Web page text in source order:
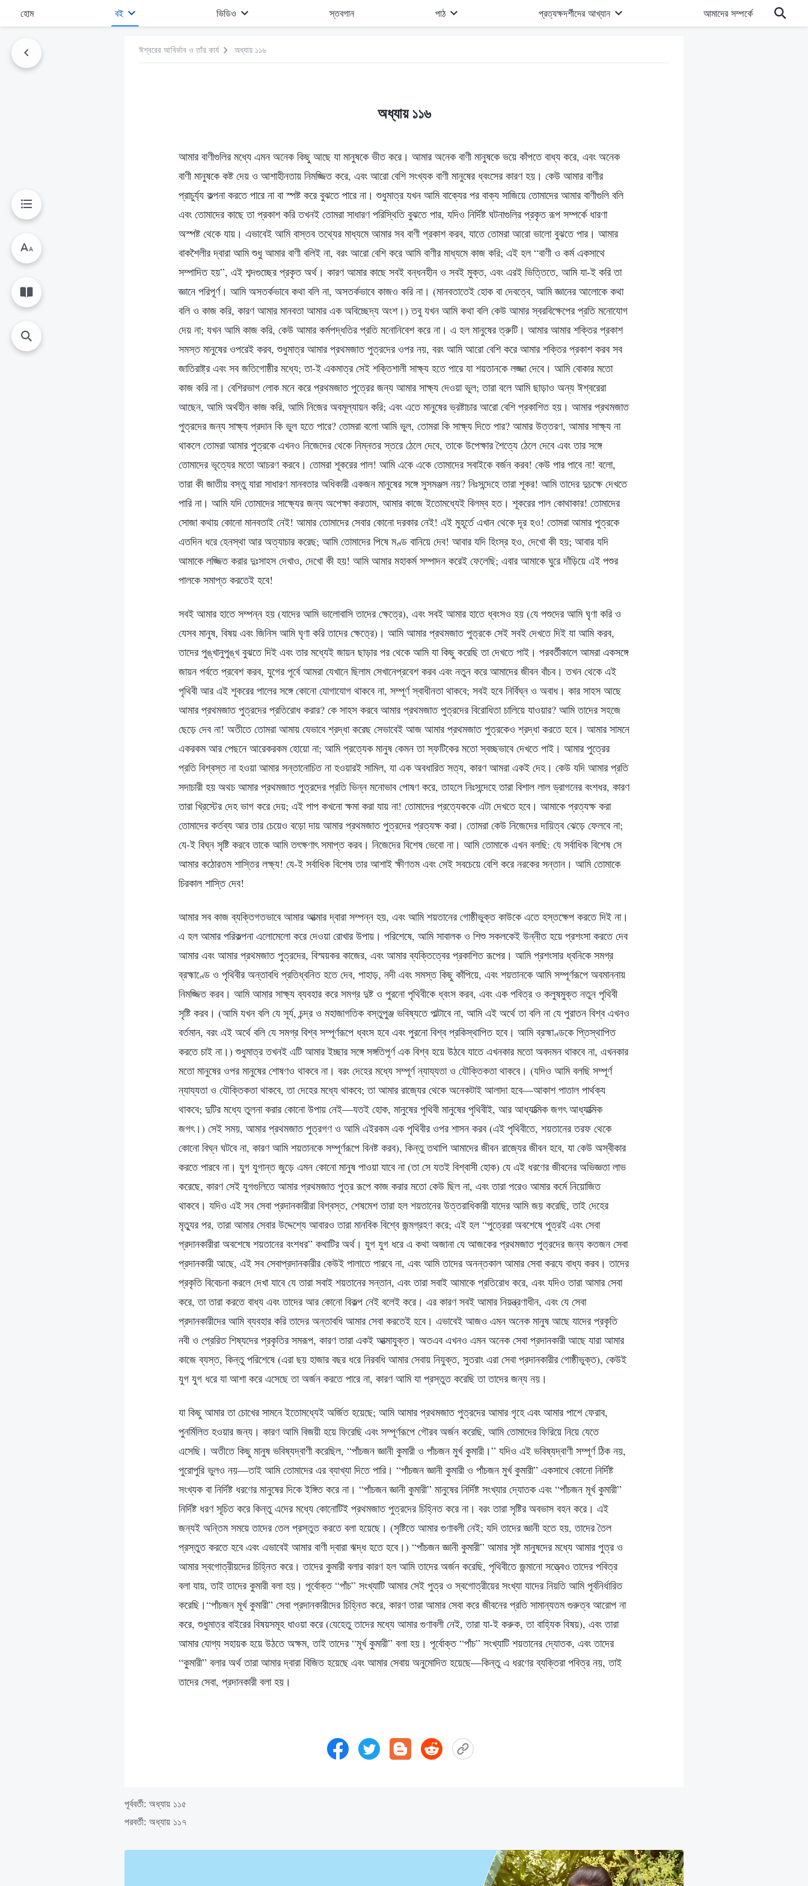
হোম বই ভিডিও স্তবগান পাঠ প্রত্যক্ষদর্শীদের আখ্যান আমাদের সম্পর্কে
ঈশ্বরের আবির্ভাব ও তাঁর কার্য অধ্যায় ১১৬
অধ্যায় ১১৬
আমার বাণীগুলির মধ্যে এমন অনেক কিছু আছে যা মানুষকে ভীত করে। আমার অনেক বাণী মানুষকে ভয়ে কাঁপতে বাধ্য করে, এবং অনেক
বাণী মানুষকে কষ্ট দেয় ও আশাহীনতায় নিমজ্জিত করে, এবং আরো বেশি সংখ্যক বাণী মানুষের ধ্বংসের কারণ হয়। কেউ আমার বাণীর
প্রাচুর্য্য কল্পনা করতে পারে না বা স্পষ্ট করে বুঝতে পারে না। শুধুমাত্র যখন আমি বাক্যের পর বাক্য সাজিয়ে তোমাদের আমার বাণীগুলি বলি
এবং তোমাদের কাছে তা প্রকাশ করি তখনই তোমরা সাধারণ পরিস্থিতি বুঝতে পার, যদিও নির্দিষ্ট ঘটনাগুলির প্রকৃত রূপ সম্পর্কে ধারণা
অস্পষ্ট থেকে যায়। এভাবেই আমি বাস্তব তথ্যের মাধ্যমে আমার সব বাণী প্রকাশ করব, যাতে তোমরা আরো ভালো বুঝতে পার। আমার
বাকশৈলীর দ্বারা আমি শুধু আমার বাণী বলিই না, বরং আরো বেশি করে আমি বাণীর মাধ্যমে কাজ করি; এই হল “বাণী ও কর্ম একসাথে
সম্পাদিত হয়”, এই শব্দগুচ্ছের প্রকৃত অর্থ। কারণ আমার কাছে সবই বন্ধনহীন ও সবই মুক্ত, এবং এরই ভিত্তিতে, আমি যা-ই করি তা
জ্ঞানে পরিপূর্ণ। আমি অসতর্কভাবে কথা বলি না, অসতর্কভাবে কাজও করি না। (মানবতাতেই হোক বা দেবত্বে, আমি জ্ঞানের আলোকে কথা
বলি ও কাজ করি, কারণ আমার মানবতা আমার এক অবিচ্ছেদ্য অংশ।) তবু যখন আমি কথা বলি কেউ আমার স্বরবিক্ষেপের প্রতি মনোযোগ
দেয় না; যখন আমি কাজ করি, কেউ আমার কর্মপদ্ধতির প্রতি মনোনিবেশ করে না। এ হল মানুষের ত্রুটি। আমার আমার শক্তির প্রকাশ
সমস্ত মানুষের ওপরেই করব, শুধুমাত্র আমার প্রথমজাত পুত্রদের ওপর নয়, বরং আমি আরো বেশি করে আমার শক্তির প্রকাশ করব সব
জাতিরাষ্ট্র এবং সব জতিগোষ্ঠীর মধ্যে; তা-ই একমাত্র সেই শক্তিশালী সাক্ষ্য হতে পারে যা শয়তানকে লজ্জা দেবে। আমি বোকার মতো
কাজ করি না। বেশিরভাগ লোক মনে করে প্রথমজাত পুত্রের জন্য আমার সাক্ষ্য দেওয়া ভুল; তারা বলে আমি ছাড়াও অন্য ঈশ্বরেরা
আছেন, আমি অর্থহীন কাজ করি, আমি নিজের অবমূল্যায়ন করি; এবং এতে মানুষের ভ্রষ্টাচার আরো বেশি প্রকাশিত হয়। আমার প্রথমজাত
পুত্রদের জন্য সাক্ষ্য প্রদান কি ভুল হতে পারে? তোমরা বলো আমি ভুল, তোমরা কি সাক্ষ্য দিতে পার? আমার উত্তরণ, আমার সাক্ষ্য না
থাকলে তোমরা আমার পুত্রকে এখনও নিজেদের থেকে নিম্নতর স্তরে ঠেলে দেবে, তাকে উপেক্ষার শৈত্যে ঠেলে দেবে এবং তার সঙ্গে
তোমাদের ভৃত্যের মতো আচরণ করবে। তোমরা শূকরের পাল! আমি একে একে তোমাদের সবাইকে বর্জন করব! কেউ পার পাবে না! বলো,
তারা কী জাতীয় বস্তু যারা সাধারণ মানবতার অধিকারী একজন মানুষের সঙ্গে সুসমঞ্জস নয়? নিঃসন্দেহে তারা শূকর! আমি তাদের দুচক্ষে দেখতে
পারি না। আমি যদি তোমাদের সাক্ষ্যের জন্য অপেক্ষা করতাম, আমার কাজে ইতোমধ্যেই বিলম্ব হত। শূকরের পাল কোথাকার! তোমাদের
সোজা কথায় কোনো মানবতাই নেই! আমার তোমাদের সেবার কোনো দরকার নেই! এই মুহূর্তে এখান থেকে দূর হও! তোমরা আমার পুত্রকে
এতদিন ধরে হেনস্থা আর অত্যাচার করেছ; আমি তোমাদের পিষে মণ্ড বানিয়ে দেব! আবার যদি হিংস্র হও, দেখো কী হয়; আবার যদি
আমাকে লজ্জিত করার দুঃসাহস দেখাও, দেখো কী হয়! আমি আমার মহাকর্ম সম্পাদন করেই ফেলেছি; এবার আমাকে ঘুরে দাঁড়িয়ে এই পশুর
পালকে সমাপ্ত করতেই হবে!
সবই আমার হাতে সম্পন্ন হয় (যাদের আমি ভালোবাসি তাদের ক্ষেত্রে), এবং সবই আমার হাতে ধ্বংসও হয় (যে পশুদের আমি ঘৃণা করি ও
যেসব মানুষ, বিষয় এবং জিনিস আমি ঘৃণা করি তাদের ক্ষেত্রে)। আমি আমার প্রথমজাত পুত্রকে সেই সবই দেখতে দিই যা আমি করব,
তাদের পুঙ্খানুপুঙ্খ বুঝতে দিই এবং তার মধ্যেই জায়ন ছাড়ার পর থেকে আমি যা কিছু করেছি তা দেখতে পাই। পরবর্তীকালে আমরা একসঙ্গে
জায়ন পর্বতে প্রবেশ করব, যুগের পূর্বে আমরা যেখানে ছিলাম সেখানেপ্রবেশ করব এবং নতুন করে আমাদের জীবন বাঁচব। তখন থেকে এই
পৃথিবী আর এই শূকরের পালের সঙ্গে কোনো যোগাযোগ থাকবে না, সম্পূর্ণ স্বাধীনতা থাকবে; সবই হবে নির্বিঘ্ন ও অবাধ। কার সাহস আছে
আমার প্রথমজাত পুত্রদের প্রতিরোধ করার? কে সাহস করবে আমার প্রথমজাত পুত্রদের বিরোধিতা চালিয়ে যাওয়ার? আমি তাদের সহজে
ছেড়ে দেব না! অতীতে তোমরা আমায় যেভাবে শ্রদ্ধা করেছ সেভাবেই আজ আমার প্রথমজাত পুত্রকেও শ্রদ্ধা করতে হবে। আমার সামনে
একরকম আর পেছনে আরেকরকম হোয়ো না; আমি প্রত্যেক মানুষ কেমন তা স্ফটিকের মতো স্বচ্ছভাবে দেখতে পাই। আমার পুত্রের
প্রতি বিশ্বস্ত না হওয়া আমার সন্তানোচিত না হওয়ারই সামিল, যা এক অবধারিত সত্য, কারণ আমরা একই দেহ। কেউ যদি আমার প্রতি
সদাচারী হয় অথচ আমার প্রথমজাত পুত্রদের প্রতি ভিন্ন মনোভাব পোষণ করে, তাহলে নিঃসন্দেহে তারা বিশাল লাল ড্রাগনের বংশধর, কারণ
তারা খ্রিস্টের দেহ ভাগ করে দেয়; এই পাপ কখনো ক্ষমা করা যায় না! তোমাদের প্রত্যেককে এটা দেখতে হবে। আমাকে প্রত্যক্ষ করা
তোমাদের কর্তব্য আর তার চেয়েও বড়ো দায় আমার প্রথমজাত পুত্রদের প্রত্যক্ষ করা। তোমরা কেউ নিজেদের দায়িত্ব ঝেড়ে ফেলবে না;
যে-ই বিঘ্ন সৃষ্টি করবে তাকে আমি তৎক্ষণাৎ সমাপ্ত করব। নিজেদের বিশেষ ভেবো না। আমি তোমাকে এখন বলছি: যে সর্বাধিক বিশেষ সে
আমার কঠোরতম শাস্তির লক্ষ্য! যে-ই সর্বাধিক বিশেষ তার আশাই ক্ষীণতম এবং সেই সবচেয়ে বেশি করে নরকের সন্তান। আমি তোমাকে
চিরকাল শাস্তি দেব!
আমার সব কাজ ব্যক্তিগতভাবে আমার আত্মার দ্বারা সম্পন্ন হয়, এবং আমি শয়তানের গোষ্ঠীভুক্ত কাউকে এতে হস্তক্ষেপ করতে দিই না।
এ হল আমার পরিকল্পনা এলোমেলো করে দেওয়া রোখার উপায়। পরিশেষে, আমি সাবালক ও শিশু সকলকেই উন্নীত হয়ে প্রশংসা করতে দেব
আমার এবং আমার প্রথমজাত পুত্রদের, বিস্ময়কর কাজের, এবং আমার ব্যক্তিত্বের প্রকাশিত রূপের। আমি প্রশংসার ধ্বনিকে সমগ্র
ব্রহ্মাণ্ডে ও পৃথিবীর অন্তাবধি প্রতিধ্বনিত হতে দেব, পাহাড়, নদী এবং সমস্ত কিছু কাঁপিয়ে, এবং শয়তানকে আমি সম্পূর্ণরূপে অবমাননায়
নিমজ্জিত করব। আমি আমার সাক্ষ্য ব্যবহার করে সমগ্র দুষ্ট ও পুরনো পৃথিবীকে ধ্বংস করব, এবং এক পবিত্র ও কলুষমুক্ত নতুন পৃথিবী
সৃষ্টি করব। (আমি যখন বলি যে সূর্য, চন্দ্র ও মহাজাগতিক বস্তুপুঞ্জ ভবিষ্যতে পাল্টাবে না, আমি এই অর্থে তা বলি না যে পুরাতন বিশ্ব এখনও
বর্তমান, বরং এই অর্থে বলি যে সমগ্র বিশ্ব সম্পূর্ণরূপে ধ্বংস হবে এবং পুরনো বিশ্ব প্রকিস্থাপিত হবে। আমি ব্রহ্মাণ্ডকে প্তিস্থাপিত
করতে চাই না।) শুধুমাত্র তখনই এটি আমার ইচ্ছার সঙ্গে সঙ্গতিপূর্ণ এক বিশ্ব হয়ে উঠবে যাতে এখনকার মতো অবদমন থাকবে না, এখনকার
মতো মানুষের ওপর মানুষের শোষণও থাকবে না। বরং দেহের মধ্যে সম্পূর্ণ ন্যায্যতা ও যৌক্তিকতা থাকবে। (যদিও আমি বলছি সম্পূর্ণ
ন্যায্যতা ও যৌক্তিকতা থাকবে, তা দেহের মধ্যে থাকবে; তা আমার রাজ্যের থেকে অনেকটাই আলাদা হবে—আকাশ পাতাল পার্থক্য
থাকবে; দুটির মধ্যে তুলনা করার কোনো উপায় নেই—যতই হোক, মানুষের পৃথিবী মানুষের পৃথিবীই, আর আধ্যাত্মিক জগৎ আধ্যাত্মিক
জগৎ।) সেই সময়, আমার প্রথমজাত পুত্রগণ ও আমি এইরকম এক পৃথিবীর ওপর শাসন করব (এই পৃথিবীতে, শয়তানের তরফ থেকে
কোনো বিঘ্ন ঘটবে না, কারণ আমি শয়তানকে সম্পূর্ণরূপে বিনষ্ট করব), কিন্তু তথাপি আমাদের জীবন রাজ্যের জীবন হবে, যা কেউ অস্বীকার
করতে পারবে না। যুগ যুগান্ত জুড়ে এমন কোনো মানুষ পাওয়া যাবে না (তা সে যতই বিশ্বাসী হোক) যে এই ধরণের জীবনের অভিজ্ঞতা লাভ
করেছে, কারণ সেই যুগগুলিতে আমার প্রথমজাত পুত্র রূপে কাজ করার মতো কেউ ছিল না, এবং তারা পরেও আমার কর্মে নিয়োজিত
থাকবে। যদিও এই সব সেবা প্রদানকারীরা বিশ্বস্ত, শেষমেশ তারা হল শয়তানের উত্তরাধিকারী যাদের আমি জয় করেছি, তাই দেহের
মৃত্যুর পর, তারা আমার সেবার উদ্দেশ্যে আবারও তারা মানবিক বিশ্বে জন্মগ্রহণ করে; এই হল “পুত্রেরা অবশেষে পুত্রই এবং সেবা
প্রদানকারীরা অবশেষে শয়তানের বংশধর” কথাটির অর্থ। যুগ যুগ ধরে এ কথা অজানা যে আজকের প্রথমজাত পুত্রদের জন্য কতজন সেবা
প্রদানকারী আছে, এই সব সেবাপ্রদানকারীর কেউই পালাতে পারবে না, এবং আমি তাদের অনন্তকাল আমার সেবা করযে বাধ্য করব। তাদের
প্রকৃতি বিবেচনা করলে দেখা যাবে যে তারা সবাই শয়তানের সন্তান, এবং তারা সবাই আমাকে প্রতিরোধ করে, এবং যদিও তারা আমার সেবা
করে, তা তারা করতে বাধ্য এবং তাদের আর কোনো বিকল্প নেই বলেই করে। এর কারণ সবই আমার নিয়ন্ত্রণাধীন, এবং যে সেবা
প্রদানকারীদের আমি ব্যবহার করি তাদের অন্তাবধি আমার সেবা করতেই হবে। এভাবেই আজও এমন অনেক মানুষ আছে যাদের প্রকৃতি
নবী ও প্রেরিত শিষ্যদের প্রকৃতির সমরূপ, কারণ তারা একই আত্মাযুক্ত। অতএব এখনও এমন অনেক সেবা প্রদানকারী আছে যারা আমার
কাজে ব্যস্ত, কিন্তু পরিশেষে (এরা ছয় হাজার বছর ধরে নিরবধি আমার সেবায় নিযুক্ত, সুতরাং এরা সেবা প্রদানকারীর গোষ্ঠীভুক্ত), কেউই
যুগ যুগ ধরে যা আশা করে এসেছে তা অর্জন করতে পারে না, কারণ আমি যা প্রস্তুত করেছি তা তাদের জন্য নয়।
যা কিছু আমার তা চোখের সামনে ইতোমধ্যেই অর্জিত হয়েছে; আমি আমার প্রথমজাত পুত্রদের আমার গৃহে এবং আমার পাশে ফেরাব,
পুনর্মিলিত হওয়ার জন্য। কারণ আমি বিজয়ী হয়ে ফিরেছি এবং সম্পূর্ণরূপে গৌরব অর্জন করেছি, আমি তোমাদের ফিরিয়ে নিয়ে যেতে
এসেছি। অতীতে কিছু মানুষ ভবিষ্যদ্বাণী করেছিল, “পাঁচজন জ্ঞানী কুমারী ও পাঁচজন মুর্খ কুমারী।” যদিও এই ভবিষ্যদ্বাণী সম্পূর্ণ ঠিক নয়,
পুরোপুরি ভুলও নয়—তাই আমি তোমাদের এর ব্যাখ্যা দিতে পারি। “পাঁচজন জ্ঞানী কুমারী ও পাঁচজন মুর্খ কুমারী” একসাথে কোনো নির্দিষ্ট
সংখ্যক বা নির্দিষ্ট ধরণের মানুষের দিকে ইঙ্গিত করে না। “পাঁচজন জ্ঞানী কুমারী” মানুষের নির্দিষ্ট সংখ্যার দ্যোতক এবং “পাঁচজন মূর্খ কুমারী”
নির্দিষ্ট ধরণ সূচিত করে কিন্তু এদের মধ্যে কোনোটিই প্রথমজাত পুত্রদের চিহ্নিত করে না। বরং তারা সৃষ্টির অবভাস বহন করে। এই
জন্যই অন্তিম সময়ে তাদের তেল প্রস্তুত করতে বলা হয়েছে। (সৃষ্টিতে আমার গুণাবলী নেই; যদি তাদের জ্ঞানী হতে হয়, তাদের তৈল
প্রস্তুত করতে হবে এবং এভাবেই আমার বাণী দ্বারা ঋদ্ধ হতে হবে।) “পাঁচজন জ্ঞানী কুমারী” আমার সৃষ্ট মানুষদের মধ্যে আমার পুত্র ও
আমার স্বগোত্রীয়দের চিহ্নিত করে। তাদের কুমারী বলার কারণ হল আমি তাদের অর্জন করেছি, পৃথিবীতে জন্মানো সত্ত্বেও তাদের পবিত্র
বলা যায়, তাই তাদের কুমারী বলা হয়। পূর্বোক্ত “পাঁচ” সংখ্যাটি আমার সেই পুত্র ও স্বগোত্রীয়ের সংখ্যা যাদের নিয়তি আমি পূর্বনির্ধারিত
করেছি।“পাঁচজন মূর্খ কুমারী” সেবা প্রদানকারীদের চিহ্নিত করে, কারণ তারা আমার সেবা করে জীবনের প্রতি সামান্যতম গুরুত্ব আরোপ না
করে, শুধুমাত্র বাইরের বিষয়সমূহ ধাওয়া করে (যেহেতু তাদের মধ্যে আমার গুণাবলী নেই, তারা যা-ই করুক, তা বাহ্যিক বিষয়), এবং তারা
আমার যোগ্য সহায়ক হয়ে উঠতে অক্ষম, তাই তাদের “মূর্খ কুমারী” বলা হয়। পূর্বোক্ত “পাঁচ” সংখ্যাটি শয়তানের দ্যোতক, এবং তাদের
“কুমারী” বলার অর্থ তারা আমার দ্বারা বিজিত হয়েছে এবং আমার সেবায় অনুমোদিত হয়েছে—কিন্তু এ ধরণের ব্যক্তিরা পবিত্র নয়, তাই
তাদের সেবা, প্রদানকারী বলা হয়।
পূর্ববর্তী: অধ্যায় ১১৫
পরবর্তী: অধ্যায় ১১৭